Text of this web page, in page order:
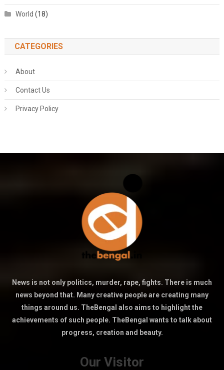
World (18)
CATEGORIES
About
Contact Us
Privacy Policy
News is not only politics, murder, rape, fights. There is much
news beyond that. Many creative people are creating many
things around us. TheBengal also aims to highlight the
achievements of such people. TheBengal wants to talk about
progress, creation and beauty.
Our Visitor